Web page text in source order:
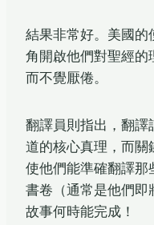
結果非常好。美國的
角開啟他們對聖經的
而不覺厭倦。
翻譯員則指出，翻譯
道的核心真理，而關
使他們能準確翻譯那
書卷（通常是他們即
故事何時能完成！